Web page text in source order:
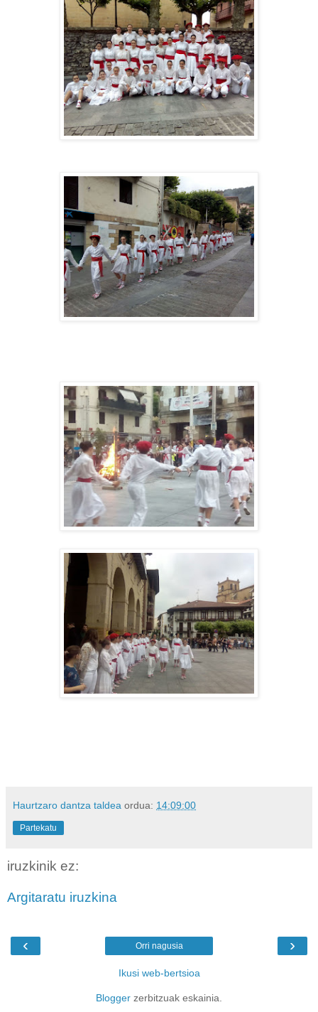
Haurtzaro dantza taldea ordua: 14:09:00
Partekatu
iruzkinik ez:
Argitaratu iruzkina
‹ ›
Orri nagusia
Ikusi web-bertsioa
Blogger zerbitzuak eskainia.